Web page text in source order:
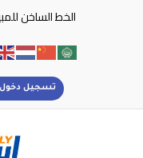
الخط الساخن
تسجيل